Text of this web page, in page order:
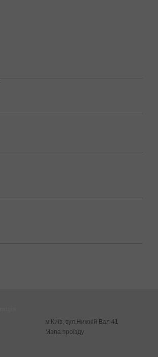
м.Київ, вул.Нижній Вал 41
Мапа проїзду